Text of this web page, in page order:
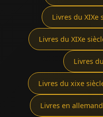
Livres du XIXe
Livres du XIXe
Livres
Livres du xixe
Livres en allemand